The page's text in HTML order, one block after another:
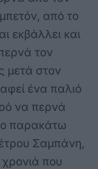
από το
εκβάλλει και
τον
μετά στον
ένα παλιό
να περνά
παρακάτω
Σαμπάνη,
που